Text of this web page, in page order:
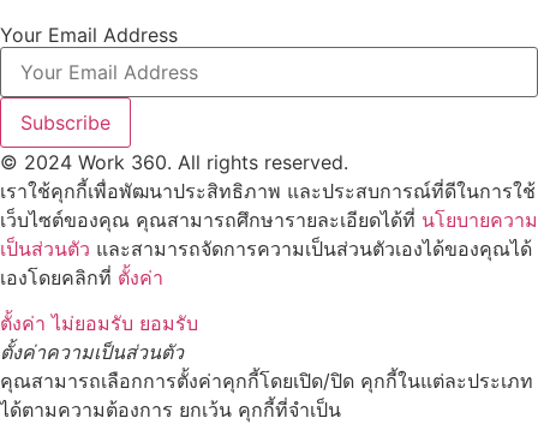
Your Email Address
Subscribe
© 2024 Work 360. All rights reserved.
เราใช้คุกกี้เพื่อพัฒนาประสิทธิภาพ และประสบการณ์ที่ดีในการใช้
เว็บไซต์ของคุณ คุณสามารถศึกษารายละเอียดได้ที่ นโยบายความ
เป็นส่วนตัว และสามารถจัดการความเป็นส่วนตัวเองได้ของคุณได้
เองโดยคลิกที่ ตั้งค่า
ตั้งค่า ไม่ยอมรับ ยอมรับ
ตั้งค่าความเป็นส่วนตัว
คุณสามารถเลือกการตั้งค่าคุกกี้โดยเปิด/ปิด คุกกี้ในแต่ละประเภท
ได้ตามความต้องการ ยกเว้น คุกกี้ที่จำเป็น